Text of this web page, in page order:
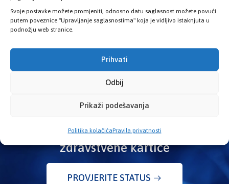
Svoje postavke možete promjeniti, odnosno datu saglasnost možete povući
putem poveznice "Upravljanje saglasnostima" koja je vidljivo istaknjuta u
podnožju web stranice.
Prihvati
Odbij
Prikaži podešavanja
Politika kolačićaPravila privatnosti
Provjerite status vaše elektronske
zdravstvene kartice
PROVJERITE STATUS